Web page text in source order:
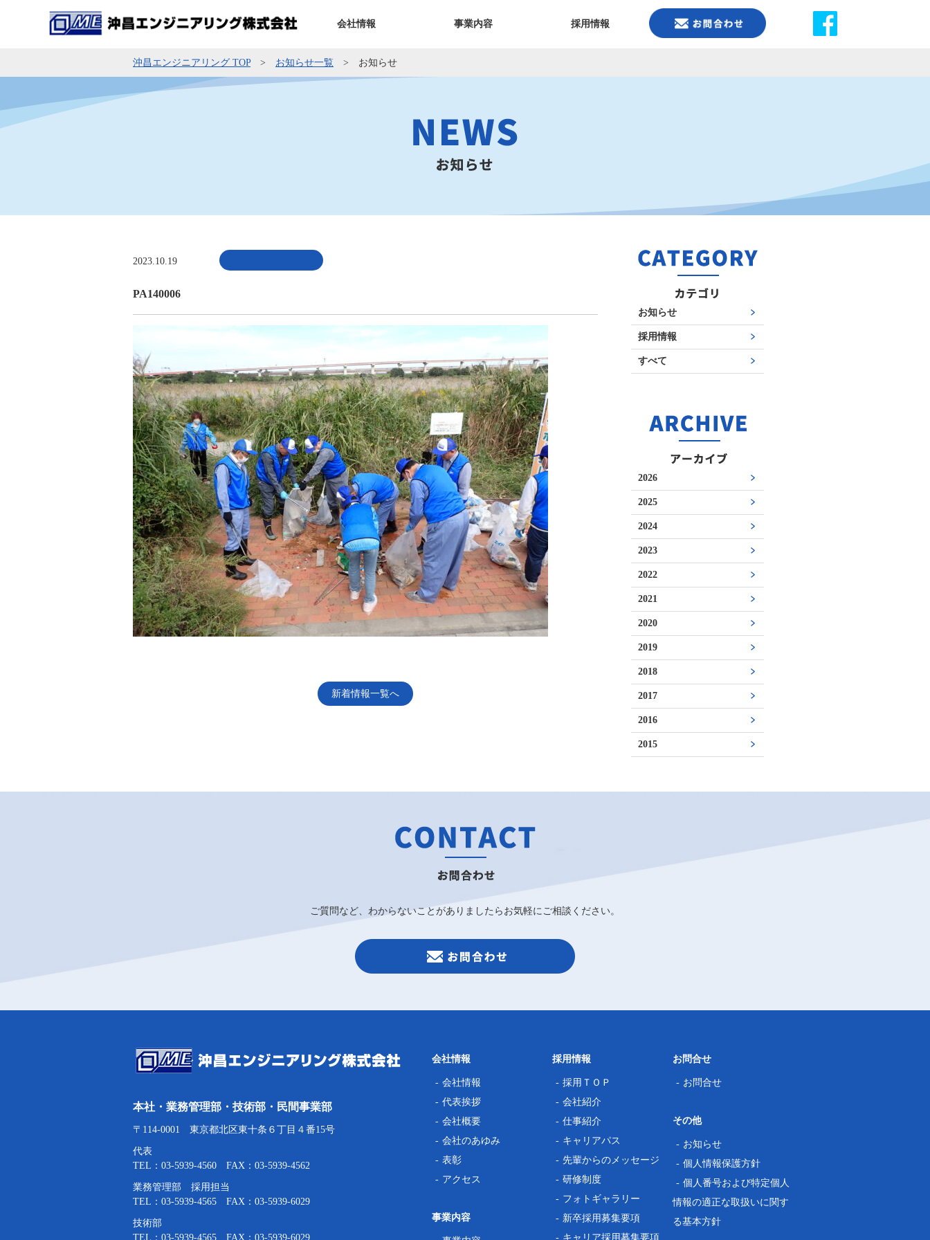
会社情報 事業内容 採用情報
沖昌エンジニアリング TOP お知らせ一覧 お知らせ
2023.10.19
PA140006
新着情報一覧へ
お知らせ
採用情報
すべて
2026
2025
2024
2023
2022
2021
2020
2019
2018
2017
2016
2015
ご質問など、わからないことがありましたらお気軽にご相談ください。
本社・業務管理部・技術部・民間事業部
〒114-0001 東京都北区東十条６丁目４番15号
代表
TEL：03-5939-4560 FAX：03-5939-4562
業務管理部 採用担当
TEL：03-5939-4565 FAX：03-5939-6029
技術部
TEL：03-5939-4565 FAX：03-5939-6029
会社情報
会社情報
代表挨拶
会社概要
会社のあゆみ
表彰
アクセス
事業内容
採用情報
採用ＴＯＰ
会社紹介
仕事紹介
キャリアパス
先輩からのメッセージ
研修制度
フォトギャラリー
新卒採用募集要項
キャリア採用募集要項
お問合せ
お問合せ
その他
お知らせ
個人情報保護方針
個人番号および特定個人
情報の適正な取扱いに関す
る基本方針